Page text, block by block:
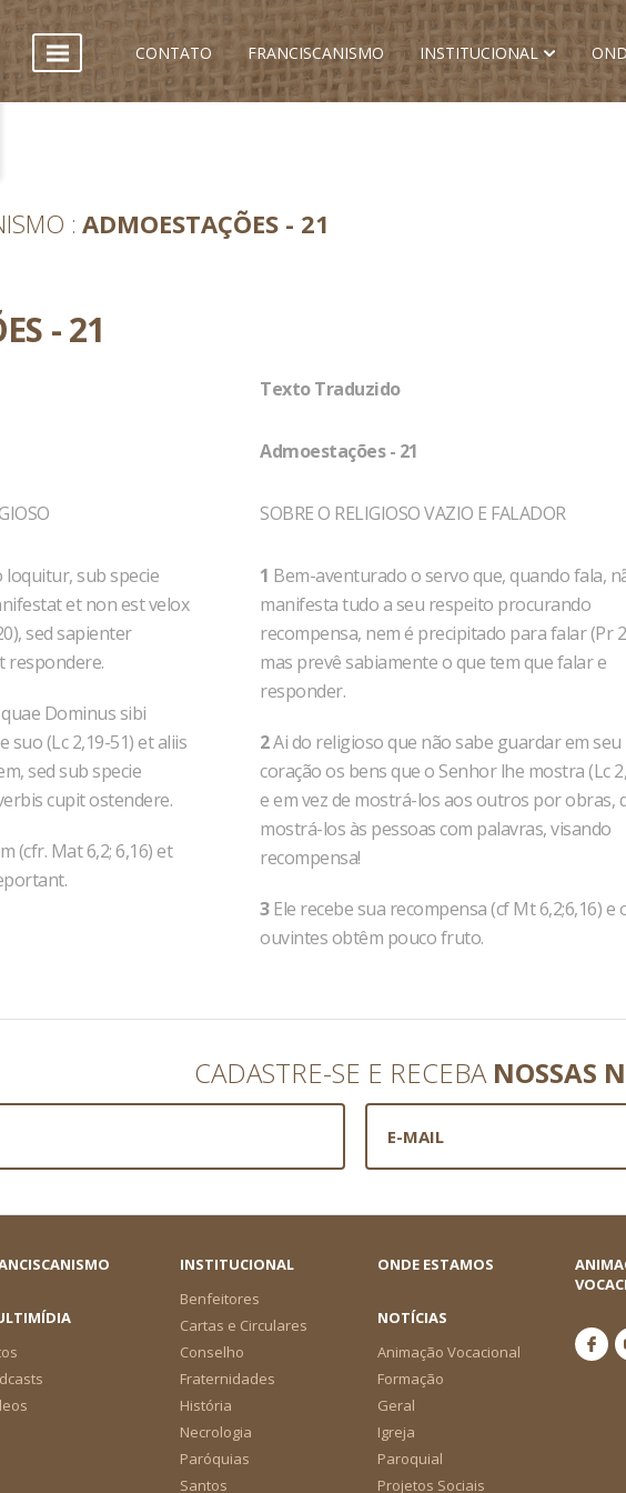
CONTATO FRANCISCANISMO INSTITUCIONAL
ADMOESTAÇÕES - 21
- 21
loquitur, sub specie
et non est velox
sed sapienter
respondere.
Dominus sibi
(Lc 2,19-51) et aliis
sed sub specie
cupit ostendere.
(cfr. Mat 6,2; 6,16) et
Texto Traduzido
Admoestações - 21
SOBRE O RELIGIOSO VAZIO E FALADOR
1 Bem-aventurado o servo que, quando fala,
manifesta tudo a seu respeito procurando
recompensa, nem é precipitado para falar (Pr
mas prevê sabiamente o que tem que falar e
responder.
2Ai do religioso que não sabe guardar em seu
coração os bens que o Senhor lhe mostra (Lc
e em vez de mostrá-los aos outros por obras,
mostrá-los às pessoas com palavras, visando
recompensa!
3Ele recebe sua recompensa (cf Mt 6,2;6,16) e
ouvintes obtêm pouco fruto.
CADASTRE-SE E RECEBA NOSSAS
INSTITUCIONAL
Benfeitores
Cartas e Circulares
Conselho
Fraternidades
História
Necrologia
Paróquias
Santos
ONDE ESTAMOS
NOTÍCIAS
Animação Vocacional
Formação
Geral
Igreja
Paroquial
Projetos Sociais